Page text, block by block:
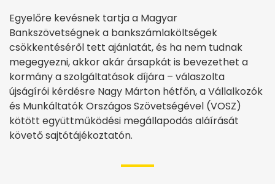
Egyelőre kevésnek tartja a Magyar
Bankszövetségnek a bankszámlaköltségek
csökkentéséről tett ajánlatát, és ha nem tudnak
megegyezni, akkor akár ársapkát is bevezethet a
kormány a szolgáltatások díjára – válaszolta
újságírói kérdésre Nagy Márton hétfőn, a Vállalkozók
és Munkáltatók Országos Szövetségével (VOSZ)
kötött együttműködési megállapodás aláírását
követő sajtótájékoztatón.